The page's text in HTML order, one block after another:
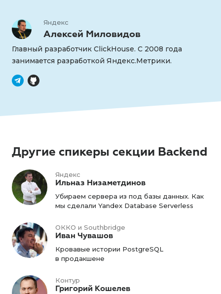
Яндекс
Алексей Миловидов
Главный разработчик ClickHouse. С 2008 года
занимается разработкой Яндекс.Метрики.
Другие спикеры секции Backend
Яндекс
Ильназ Низаметдинов
Убираем сервера из под базы данных. Как
мы сделали Yandex Database Serverless
ОККО и Southbridge
Иван Чувашов
Кровавые истории PostgreSQL
в продакшене
Контур
Григорий Кошелев